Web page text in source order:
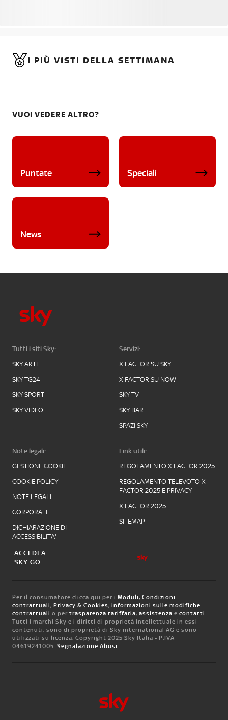
I PIÙ VISTI DELLA SETTIMANA
VUOI VEDERE ALTRO?
Puntate Speciali
News
Tutti i siti Sky:
SKY ARTE
SKY TG24
SKY SPORT
SKY VIDEO
Servizi:
X FACTOR SU SKY
X FACTOR SU NOW
SKY TV
SKY BAR
SPAZI SKY
Note legali:
GESTIONE COOKIE
COOKIE POLICY
NOTE LEGALI
CORPORATE
DICHIARAZIONE DI
ACCESSIBILITA'
Link utili:
REGOLAMENTO X FACTOR 2025
REGOLAMENTO TELEVOTO X
FACTOR 2025 E PRIVACY
X FACTOR 2025
SITEMAP
ACCEDI A
SKY GO
Per il consumatore clicca qui per i Moduli, Condizioni
contrattuali, Privacy & Cookies, informazioni sulle modifiche
contrattuali o per trasparenza tariffaria, assistenza e contatti.
Tutti i marchi Sky e i diritti di proprietà intellettuale in essi
contenuti, sono di proprietà di Sky international AG e sono
utilizzati su licenza. Copyright 2025 Sky Italia - P.IVA
04619241005. Segnalazione Abusi